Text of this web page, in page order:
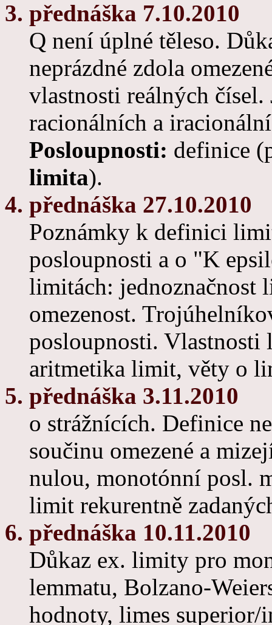
3. přednáška 7.10.2010
Q není úplné těleso.
neprázdné zdola
vlastnosti reálných čísel.
racionálních a
Posloupnosti: definice
limita).
4. přednáška 27.10.2010
Poznámky k definici
posloupnosti a o "K
limitách: jednoznačnost
omezenost.
posloupnosti.
aritmetika limit, věty o
5. přednáška 3.11.2010
o strážnících. Definice
součinu omezené a
nulou, monotónní posl.
limit rekurentně
6. přednáška 10.11.2010
Důkaz ex. limity pro
lemmatu, Bolzano-
hodnoty, limes